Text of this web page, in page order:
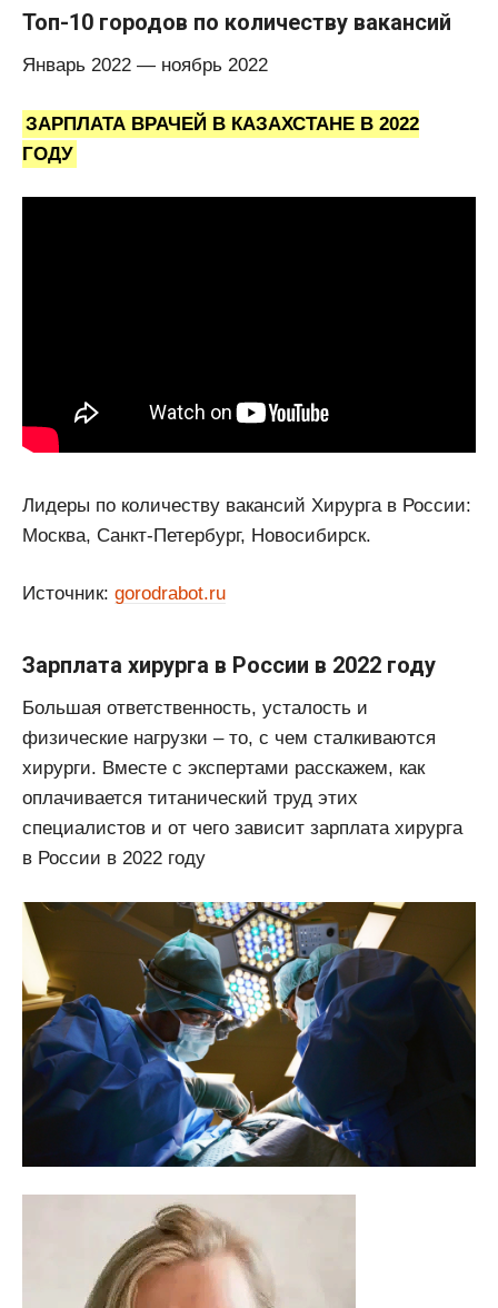
Топ-10 городов по количеству вакансий
Январь 2022 — ноябрь 2022
ЗАРПЛАТА ВРАЧЕЙ В КАЗАХСТАНЕ В 2022
ГОДУ
Лидеры по количеству вакансий Хирурга в России:
Москва, Санкт-Петербург, Новосибирск.
Источник: gorodrabot.ru
Зарплата хирурга в России в 2022 году
Большая ответственность, усталость и
физические нагрузки – то, с чем сталкиваются
хирурги. Вместе с экспертами расскажем, как
оплачивается титанический труд этих
специалистов и от чего зависит зарплата хирурга
в России в 2022 году